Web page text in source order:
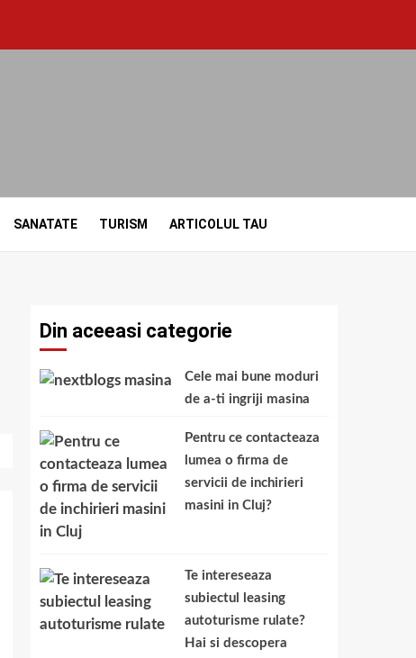
SANATATE TURISM ARTICOLUL TAU
Din aceeasi categorie
Cele mai bune moduri
de a-ti ingriji masina
Pentru ce contacteaza
lumea o firma de
servicii de inchirieri
masini in Cluj?
Te intereseaza
subiectul leasing
autoturisme rulate?
Hai si descopera